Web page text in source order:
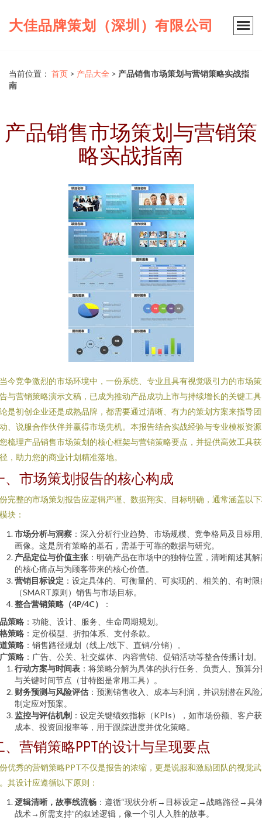
大佳品牌策划（深圳）有限公司
当前位置： 首页 > 产品大全 > 产品销售市场策划与营销策略实战指
南
产品销售市场策划与营销策
略实战指南
今竞争激烈的市场环境中，一份系统、专业且具有视觉吸引力的市场
与营销策略演示文稿，已成为推动产品成功上市与持续增长的关键工
是初创企业还是成熟品牌，都需要通过清晰、有力的策划方案来指导
、说服合作伙伴并赢得市场先机。本报告结合实战经验与专业模板资
梳理产品销售市场策划的核心框架与营销策略要点，并提供高效工具
，助力您的商业计划精准落地。
、市场策划报告的核心构成
完整的市场策划报告应逻辑严谨、数据翔实、目标明确，通常涵盖以
块：
市场分析与洞察 ：深入分析行业趋势、市场规模、竞争格局及目标用
画像。这是所有策略的基石，需基于可靠的数据与研究。
产品定位与价值主张 ：明确产品在市场中的独特位置，清晰阐述其
的核心痛点与为顾客带来的核心价值。
营销目标设定 ：设定具体的、可衡量的、可实现的、相关的、有时限
（SMART原则）销售与市场目标。
整合营销策略（4P/4C）
：
策略 ：功能、设计、服务、生命周期规划。
策略 ：定价模型、折扣体系、支付条款。
策略 ：销售路径规划（线上/线下、直销/分销）。
策略 ：广告、公关、社交媒体、内容营销、促销活动等整合传播计划。
行动方案与时间表 ：将策略分解为具体的执行任务、负责人、预算
与关键时间节点（甘特图是常用工具）。
财务预测与风险评估 ：预测销售收入、成本与利润，并识别潜在风
制定应对预案。
监控与评估机制 ：设定关键绩效指标（KPIs），如市场份额、客户
成本、投资回报率等，用于跟踪进度并优化策略。
、营销策略PPT的设计与呈现要点
优秀的营销策略PPT不仅是报告的浓缩，更是说服和激励团队的视觉武
其设计应遵循以下原则：
逻辑清晰，故事线流畅 ：遵循“现状分析→目标设定→战略路径→具
战术→所需支持”的叙述逻辑，像一个引人入胜的故事。